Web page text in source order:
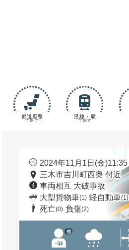
都道府県
で探す
沿線・駅
で探す
2024年11月1日(金)11:35
三木市吉川町西奥 付近
車両相互 大破事故
大型貨物車(1) 軽自動車(1)
死亡(0) 負傷(2)
他